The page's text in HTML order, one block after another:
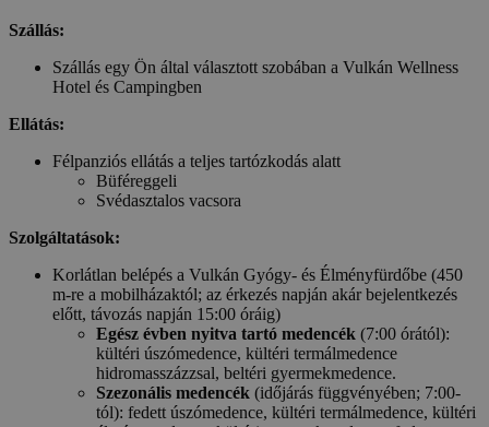
Szállás:
Szállás egy Ön által választott szobában a Vulkán Wellness
Hotel és Campingben
Ellátás:
Félpanziós ellátás a teljes tartózkodás alatt
Büféreggeli
Svédasztalos vacsora
Szolgáltatások:
Korlátlan belépés a Vulkán Gyógy- és Élményfürdőbe (450
m-re a mobilházaktól; az érkezés napján akár bejelentkezés
előtt, távozás napján 15:00 óráig)
Egész évben nyitva tartó medencék (7:00 órától):
kültéri úszómedence, kültéri termálmedence
hidromasszázzsal, beltéri gyermekmedence.
Szezonális medencék (időjárás függvényében; 7:00-
tól): fedett úszómedence, kültéri termálmedence, kültéri